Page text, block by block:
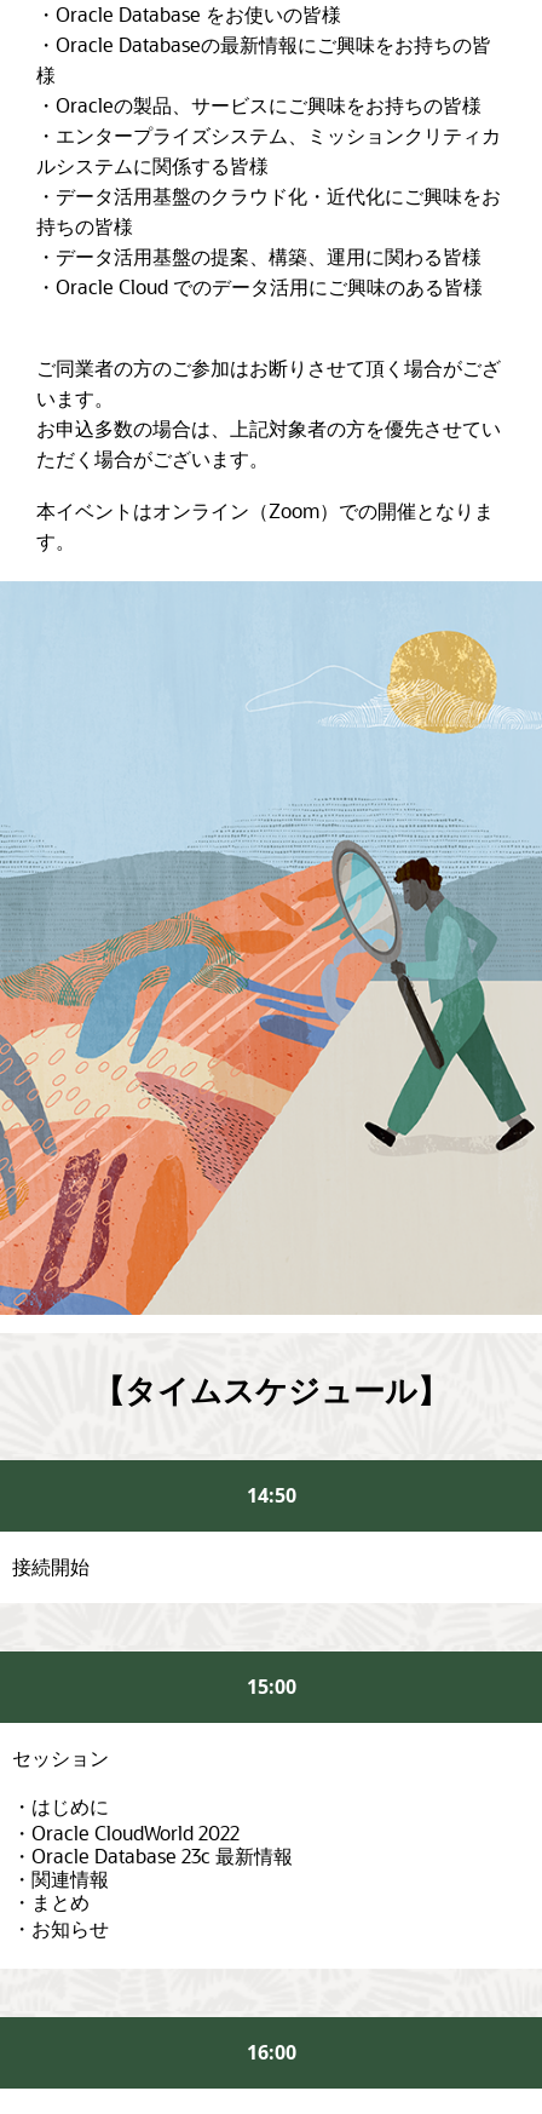
・Oracle Database をお使いの皆様
・Oracle Databaseの最新情報にご興味をお持ちの皆
様
・Oracleの製品、サービスにご興味をお持ちの皆様
・エンタープライズシステム、ミッションクリティカ
ルシステムに関係する皆様
・データ活用基盤のクラウド化・近代化にご興味をお
持ちの皆様
・データ活用基盤の提案、構築、運用に関わる皆様
・Oracle Cloud でのデータ活用にご興味のある皆様
ご同業者の方のご参加はお断りさせて頂く場合がござ
います。
お申込多数の場合は、上記対象者の方を優先させてい
ただく場合がございます。
本イベントはオンライン（Zoom）での開催となりま
す。
【タイムスケジュール】
14:50
接続開始
15:00
セッション
・はじめに
・Oracle CloudWorld 2022
・Oracle Database 23c 最新情報
・関連情報
・まとめ
・お知らせ
16:00